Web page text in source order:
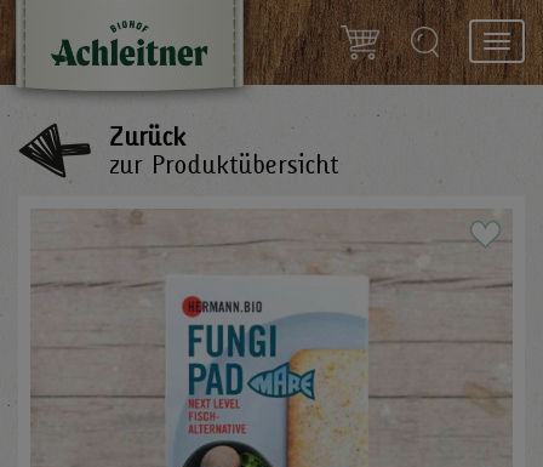
Zurück
zur Produktübersicht